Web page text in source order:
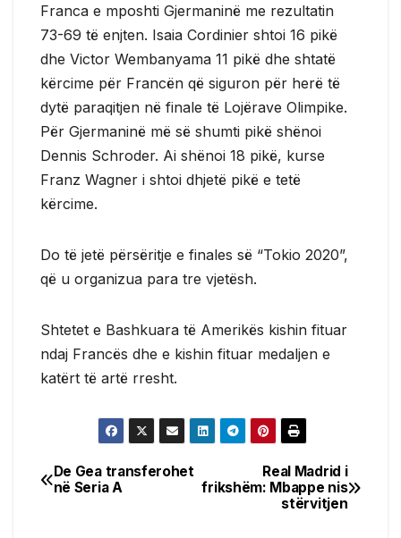
Franca e mposhti Gjermaninë me rezultatin
73-69 të enjten. Isaia Cordinier shtoi 16 pikë
dhe Victor Wembanyama 11 pikë dhe shtatë
kërcime për Francën që siguron për herë të
dytë paraqitjen në finale të Lojërave Olimpike.
Për Gjermaninë më së shumti pikë shënoi
Dennis Schroder. Ai shënoi 18 pikë, kurse
Franz Wagner i shtoi dhjetë pikë e tetë
kërcime.
Do të jetë përsëritje e finales së “Tokio 2020”,
që u organizua para tre vjetësh.
Shtetet e Bashkuara të Amerikës kishin fituar
ndaj Francës dhe e kishin fituar medaljen e
katërt të artë rresht.
Post
Real Madrid i
frikshëm: Mbappe nis
stërvitjen
De Gea transferohet
në Seria A